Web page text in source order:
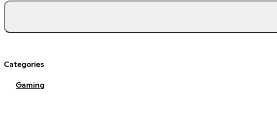
Categories
Gaming